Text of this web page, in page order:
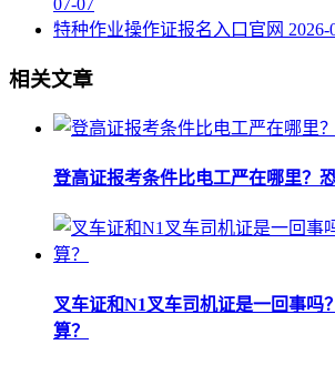
07-07
特种作业操作证报名入口官网 2026-
相关文章
登高证报考条件比电工严在哪里？
叉车证和N1叉车司机证是一回事吗
算？